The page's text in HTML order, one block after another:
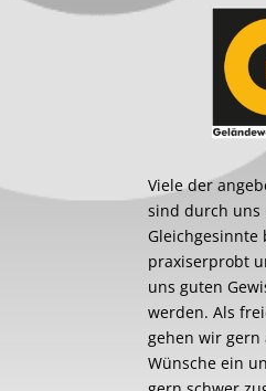
Viele der
sind durch uns
Gleichgesinnte
praxiserprobt
uns guten
werden. Als
gehen wir gern
Wünsche ein